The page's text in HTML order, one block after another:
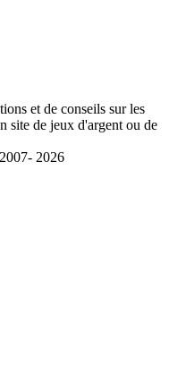
et de conseils sur les
site de jeux d'argent ou de
2026